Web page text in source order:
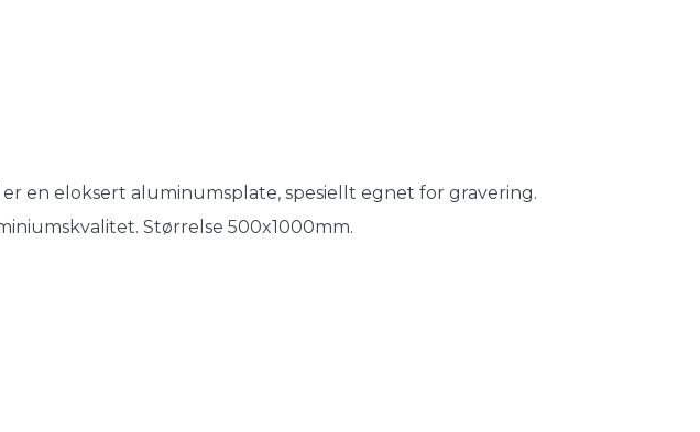
er en eloksert aluminumsplate, spesiellt egnet for gravering.
Størrelse 500x1000mm.